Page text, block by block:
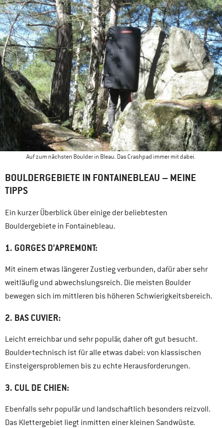
Auf zum nächsten Boulder in Bleau. Das Crashpad immer mit dabei.
BOULDERGEBIETE IN FONTAINEBLEAU – MEINE
TIPPS
Ein kurzer Überblick über einige der beliebtesten
Bouldergebiete in Fontainebleau.
1. GORGES D’APREMONT:
Mit einem etwas längerer Zustieg verbunden, dafür aber sehr
weitläufig und abwechslungsreich. Die meisten Boulder
bewegen sich im mittleren bis höheren Schwierigkeitsbereich.
2. BAS CUVIER:
Leicht erreichbar und sehr populär, daher oft gut besucht.
Boulder-technisch ist für alle etwas dabei: von klassischen
Einsteigersproblemen bis zu echte Herausforderungen.
3. CUL DE CHIEN:
Ebenfalls sehr populär und landschaftlich besonders reizvoll.
Das Klettergebiet liegt inmitten einer kleinen Sandwüste.